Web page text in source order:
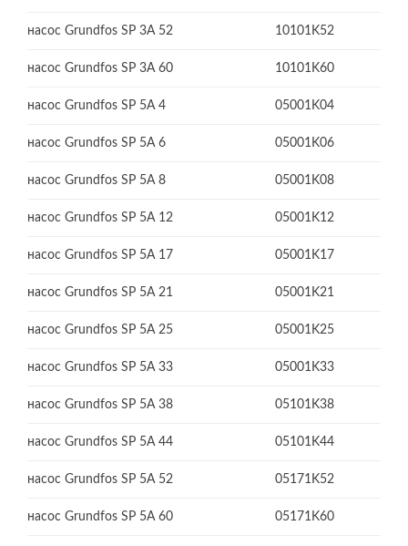
насос Grundfos SP 3A 52 10101K52
насос Grundfos SP 3A 60 10101K60
насос Grundfos SP 5A 4 05001K04
насос Grundfos SP 5A 6 05001K06
насос Grundfos SP 5A 8 05001K08
насос Grundfos SP 5A 12 05001K12
насос Grundfos SP 5A 17 05001K17
насос Grundfos SP 5A 21 05001K21
насос Grundfos SP 5A 25 05001K25
насос Grundfos SP 5A 33 05001K33
насос Grundfos SP 5A 38 05101K38
насос Grundfos SP 5A 44 05101K44
насос Grundfos SP 5A 52 05171K52
насос Grundfos SP 5A 60 05171K60